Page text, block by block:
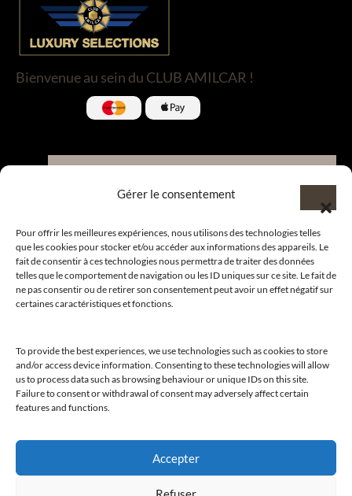
Gérer le consentement
Pour offrir les meilleures expériences, nous utilisons des technologies telles
que les cookies pour stocker et/ou accéder aux informations des appareils. Le
fait de consentir à ces technologies nous permettra de traiter des données
telles que le comportement de navigation ou les ID uniques sur ce site. Le fait de
ne pas consentir ou de retirer son consentement peut avoir un effet négatif sur
certaines caractéristiques et fonctions.
To provide the best experiences, we use technologies such as cookies to store
and/or access device information. Consenting to these technologies will allow
us to process data such as browsing behaviour or unique IDs on this site.
Failure to consent or withdrawal of consent may adversely affect certain
features and functions.
Accepter
Bienvenue au sein du CLUB AMILCAR !
CLUB.
Suivre nos actualités
Suivre l’actualité de nos marques et celle du CLUB !
Merci de nous suivre